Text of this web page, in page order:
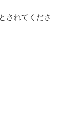
されてくださ